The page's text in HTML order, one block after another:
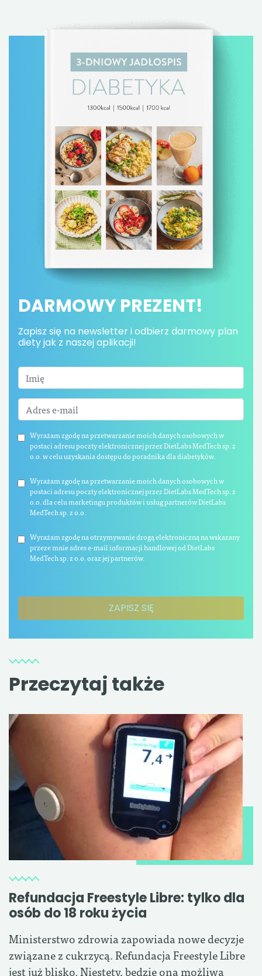
DARMOWY PREZENT!
Zapisz się na newsletter i odbierz darmowy plan
diety jak z naszej aplikacji!
Wyrażam zgodę na przetwarzanie moich danych osobowych w
postaci adresu poczty elektronicznej przez DietLabs MedTech sp. z
o.o. w celu uzyskania dostępu do poradnika dla diabetyków.
Wyrażam zgodę na przetwarzanie moich danych osobowych w
postaci adresu poczty elektronicznej przez DietLabs MedTech sp. z
o.o. dla celu marketingu produktów i usług partnerów DietLabs
MedTech sp. z o.o.
Wyrażam zgodę na otrzymywanie drogą elektroniczną na wskazany
przeze mnie adres e-mail informacji handlowej od DietLabs
MedTech sp. z o.o. oraz jej partnerów.
Przeczytaj także
Refundacja Freestyle Libre: tylko dla
osób do 18 roku życia
Ministerstwo zdrowia zapowiada nowe decyzje
związane z cukrzycą. Refundacja Freestyle Libre
jest już blisko. Niestety, będzie ona możliwa